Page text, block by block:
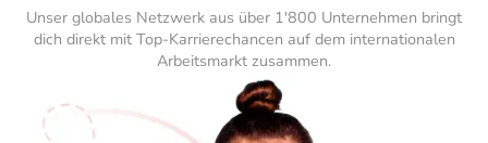
Unser globales Netzwerk aus über 1'800 Unternehmen bringt
dich direkt mit Top-Karrierechancen auf dem internationalen
Arbeitsmarkt zusammen.